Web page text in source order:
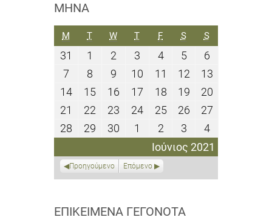
ΜΉΝΑ
Ιούνιος 2021
M ΔΕΥΤΈΡΑ
TΤΡΊΤΗ
WΤΕΤΆΡΤΗ
TΠΈΜΠΤΗ
FΠΑΡΑΣΚΕΥΉ
SΣΆΒΒΑΤΟ
SΚΥΡΙΑΚΉ
31
Μαΐου
2021
1
Ιουνίου
2021
2
Ιουνίου
2021
3
Ιουνίου
2021
44
Ιουνίου
2021
55
Ιουνίου
2021
66
Ιουνίου
2021
7
Ιουνίου
2021
8
Ιουνίου
2021
9
Ιουνίου
2021
10
Ιουνίου
2021
11
Ιουνίου
2021
1212
Ιουνίου
2021
1313
2021
1414
Ιουνίου
2021
1515
Ιουνίου
2021
16
Ιουνίου
2021
17
Ιουνίου
2021
1818
Ιουνίου
2021
1919
Ιουνίου
2021
2020
Ιουνίου
21
Ιουνίου
2021
22
Ιουνίου
2021
23
Ιουνίου
2021
2424
Ιουνίου
2021
2525
Ιουνίου
2021
2626
Ιουνίου
2021
2727
2021
28
Ιουνίου
29
Ιουνίου
30
Ιουνίου
1
Ιουλίου
2021
22
Ιουλίου
2021
33
Ιουλίου
2021
44
Ιουλίου
2021
Προηγούμενο Επόμενο
ΕΠΙΚΕΊΜΕΝΑ ΓΕΓΟΝΌΤΑ